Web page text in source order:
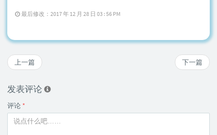
最后修改：2017 年 12 月 28 日 03 : 56 PM
下一篇
上一篇
发表评论
评论 *